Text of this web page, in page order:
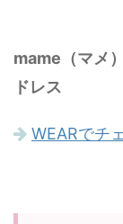
mame（マメ
ドレス
WEARでチ